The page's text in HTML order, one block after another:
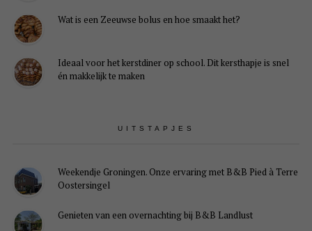
Wat is een Zeeuwse bolus en hoe smaakt het?
Ideaal voor het kerstdiner op school. Dit kersthapje is snel
én makkelijk te maken
UITSTAPJES
Weekendje Groningen. Onze ervaring met B&B Pied à Terre
Oostersingel
Genieten van een overnachting bij B&B Landlust